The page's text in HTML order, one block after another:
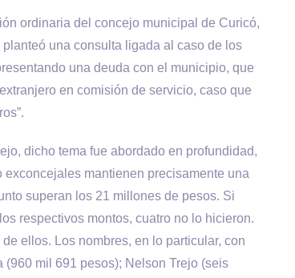
ordinaria del concejo municipal de Curicó,
una consulta ligada al caso de los
una deuda con el municipio, que
en comisión de servicio, caso que
dicho tema fue abordado en profundidad,
mantienen precisamente una
superan los 21 millones de pesos. Si
respectivos montos, cuatro no lo hicieron.
ellos. Los nombres, en lo particular, con
mil 691 pesos); Nelson Trejo (seis